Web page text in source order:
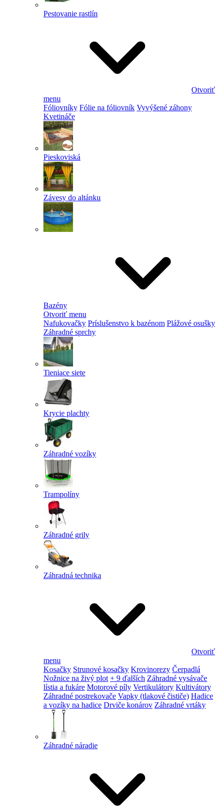
Pestovanie rastlín
Otvoriť
menu
Fóliovníky Fólie na fóliovník Vyvýšené záhony
Kvetináče
Pieskoviská
Závesy do altánku
Bazény
Otvoriť menu
Nafukovačky Príslušenstvo k bazénom Plážové osušky
Záhradné sprchy
Tieniace siete
Krycie plachty
Záhradné vozíky
Trampolíny
Záhradné grily
Záhradná technika
Otvoriť
menu
Kosačky Strunové kosačky Krovinorezy Čerpadlá
Nožnice na živý plot + 9 ďalších Záhradné vysávače
lístia a fukáre Motorové píly Vertikulátory Kultivátory
Záhradné postrekovače Vapky (tlakové čističe) Hadice
a vozíky na hadice Drviče konárov Záhradné vrtáky
Záhradné náradie